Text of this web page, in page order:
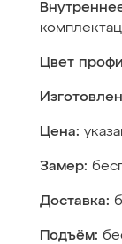
Цвет
Цена:
Замер:
Доставка:
Подъём: